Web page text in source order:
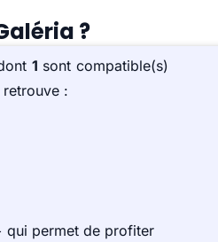
?
1 sont compatible(s)
:
qui permet de profiter